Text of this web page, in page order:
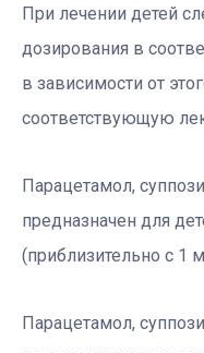
При лечении детей
дозирования в
в зависимости от
соответствующую
Парацетамол,
предназначен для
(приблизительно с 1
Парацетамол,